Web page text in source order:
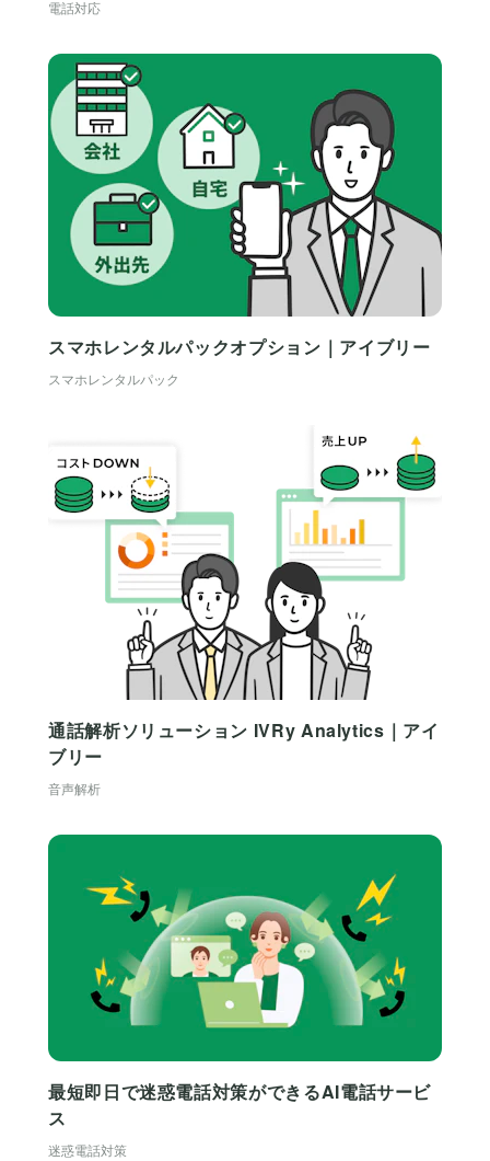
電話対応
スマホレンタルパックオプション｜アイブリー
スマホレンタルパック
通話解析ソリューション IVRy Analytics｜アイ
ブリー
音声解析
最短即日で迷惑電話対策ができるAI電話サービ
ス
迷惑電話対策